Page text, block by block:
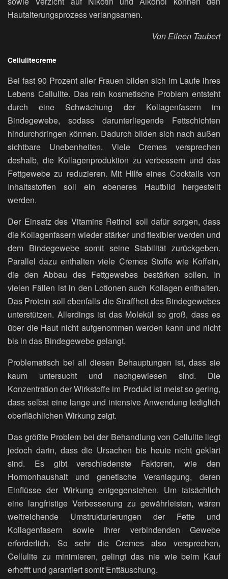
Hautalterungsprozess verlangsamen.
Von Eileen Taubert
Cellulitecreme
Bei fast 90 Prozent aller Frauen bilden sich im Laufe ihres
Lebens Cellulite. Das rein kosmetische Problem entsteht
durch eine Schwächung der Kollagenfasern im
Bindegewebe, sodass darunterliegende Fettschichten
hindurchdringen können. Dadurch bilden sich nach außen
sichtbare Unebenheiten. Viele Cremes versprechen
deshalb, die Kollagenproduktion zu verbessern und das
Fettgewebe zu reduzieren. Mit Hilfe eines Cocktails von
Inhaltsstoffen soll ein ebeneres Hautbild hergestellt
werden.
Der Einsatz des Vitamins Retinol soll dafür sorgen, dass
die Kollagenfasern wieder stärker und flexibler werden und
dem Bindegewebe somit seine Stabilität zurückgeben.
Parallel dazu enthalten viele Cremes Stoffe wie Koffein,
die den Abbau des Fettgewebes bestärken sollen. In
vielen Fällen ist in den Lotionen auch Kollagen enthalten.
Das Protein soll ebenfalls die Straffheit des Bindegewebes
unterstützen. Allerdings ist das Molekül so groß, dass es
über die Haut nicht aufgenommen werden kann und nicht
bis in das Bindegewebe gelangt.
Problematisch bei all diesen Behauptungen ist, dass sie
kaum untersucht und nachgewiesen sind. Die
Konzentration der Wirkstoffe im Produkt ist meist so gering,
dass selbst eine lange und intensive Anwendung lediglich
oberflächlichen Wirkung zeigt.
Das größte Problem bei der Behandlung von Cellulite liegt
jedoch darin, dass die Ursachen bis heute nicht geklärt
sind. Es gibt verschiedenste Faktoren, wie den
Hormonhaushalt und genetische Veranlagung, deren
Einflüsse der Wirkung entgegenstehen. Um tatsächlich
eine langfristige Verbesserung zu gewährleisten, wären
weitreichende Umstrukturierungen der Fette und
Kollagenfasern sowie ihrer verbindenden Gewebe
erforderlich. So sehr die Cremes also versprechen,
Cellulite zu minimieren, gelingt das nie wie beim Kauf
erhofft und garantiert somit Enttäuschung.